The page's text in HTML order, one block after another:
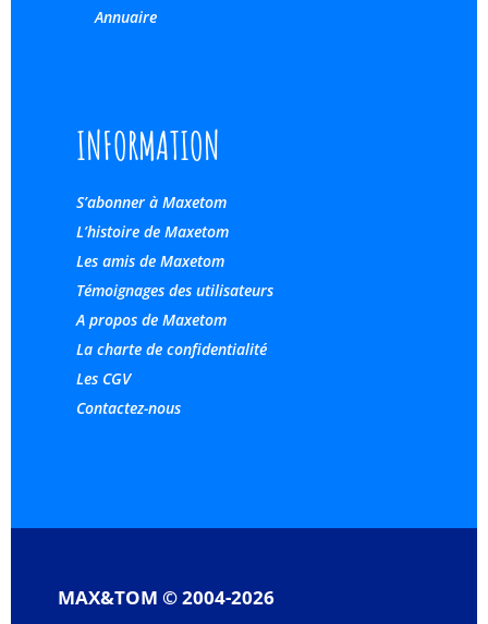
Annuaire
INFORMATION
S’abonner à Maxetom
L’histoire de Maxetom
Les amis de Maxetom
Témoignages des utilisateurs
A propos de Maxetom
La charte de confidentialité
Les CGV
Contactez-nous
MAX&TOM © 2004-2026